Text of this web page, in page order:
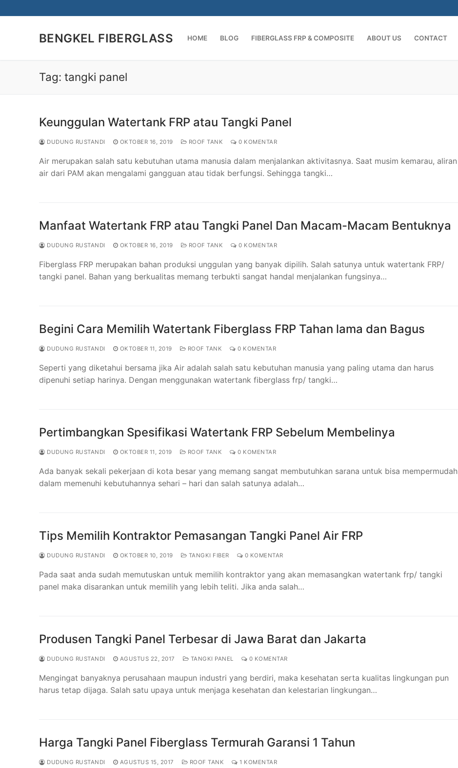
ke
BENGKEL FIBERGLASS HOME BLOG FIBERGLASS FRP & COMPOSITE ABOUT US CONTACT
Tag: tangki panel
Keunggulan Watertank FRP atau Tangki Panel
DUDUNG RUSTANDI OKTOBER 16, 2019 ROOF TANK 0 KOMENTAR
Air merupakan salah satu kebutuhan utama manusia dalam menjalankan aktivitasnya. Saat musim kemarau, aliran
air dari PAM akan mengalami gangguan atau tidak berfungsi. Sehingga tangki…
Manfaat Watertank FRP atau Tangki Panel Dan Macam-Macam Bentuknya
DUDUNG RUSTANDI OKTOBER 16, 2019 ROOF TANK 0 KOMENTAR
Fiberglass FRP merupakan bahan produksi unggulan yang banyak dipilih. Salah satunya untuk watertank FRP/
tangki panel. Bahan yang berkualitas memang terbukti sangat handal menjalankan fungsinya…
Begini Cara Memilih Watertank Fiberglass FRP Tahan lama dan Bagus
DUDUNG RUSTANDI OKTOBER 11, 2019 ROOF TANK 0 KOMENTAR
Seperti yang diketahui bersama jika Air adalah salah satu kebutuhan manusia yang paling utama dan harus
dipenuhi setiap harinya. Dengan menggunakan watertank fiberglass frp/ tangki…
Pertimbangkan Spesifikasi Watertank FRP Sebelum Membelinya
DUDUNG RUSTANDI OKTOBER 11, 2019 ROOF TANK 0 KOMENTAR
Ada banyak sekali pekerjaan di kota besar yang memang sangat membutuhkan sarana untuk bisa mempermudah
dalam memenuhi kebutuhannya sehari – hari dan salah satunya adalah…
Tips Memilih Kontraktor Pemasangan Tangki Panel Air FRP
DUDUNG RUSTANDI OKTOBER 10, 2019 TANGKI FIBER 0 KOMENTAR
Pada saat anda sudah memutuskan untuk memilih kontraktor yang akan memasangkan watertank frp/ tangki
panel maka disarankan untuk memilih yang lebih teliti. Jika anda salah…
Produsen Tangki Panel Terbesar di Jawa Barat dan Jakarta
DUDUNG RUSTANDI AGUSTUS 22, 2017 TANGKI PANEL 0 KOMENTAR
Mengingat banyaknya perusahaan maupun industri yang berdiri, maka kesehatan serta kualitas lingkungan pun
harus tetap dijaga. Salah satu upaya untuk menjaga kesehatan dan kelestarian lingkungan…
Harga Tangki Panel Fiberglass Termurah Garansi 1 Tahun
DUDUNG RUSTANDI AGUSTUS 15, 2017 ROOF TANK 1 KOMENTAR